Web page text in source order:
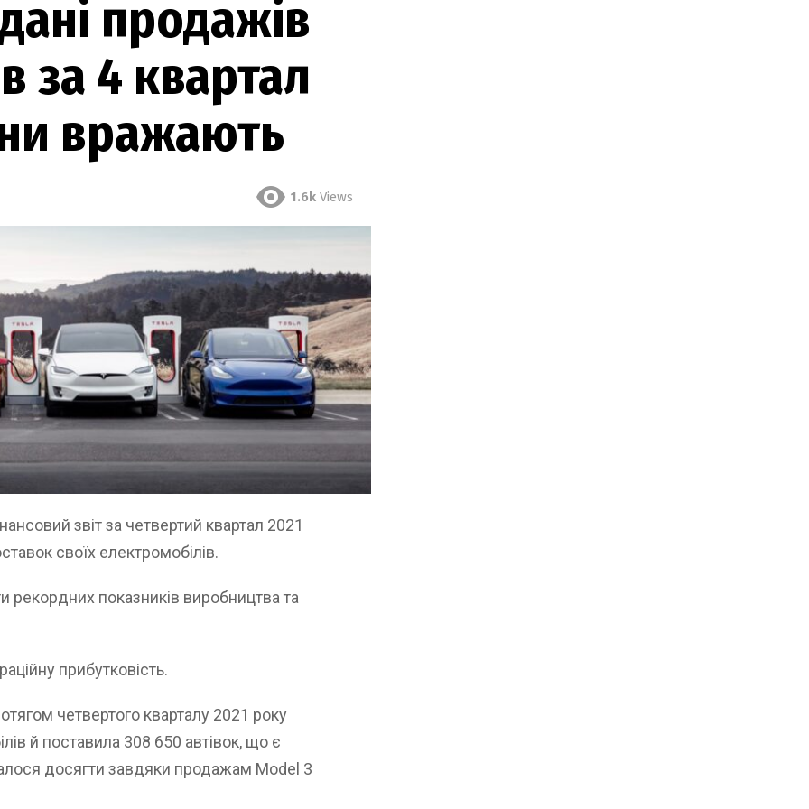
продажів
за 4 квартал
вражають
1.6k Views
звіт за четвертий квартал 2021
своїх електромобілів.
рекордних показників виробництва та
прибутковість.
четвертого кварталу 2021 року
й поставила 308 650 автівок, що є
досягти завдяки продажам Model 3